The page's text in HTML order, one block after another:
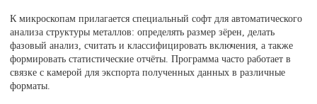
К микроскопам прилагается специальный софт для автоматического
анализа структуры металлов: определять размер зёрен, делать
фазовый анализ, считать и классифицировать включения, а также
формировать статистические отчёты. Программа часто работает в
связке с камерой для экспорта полученных данных в различные
форматы.